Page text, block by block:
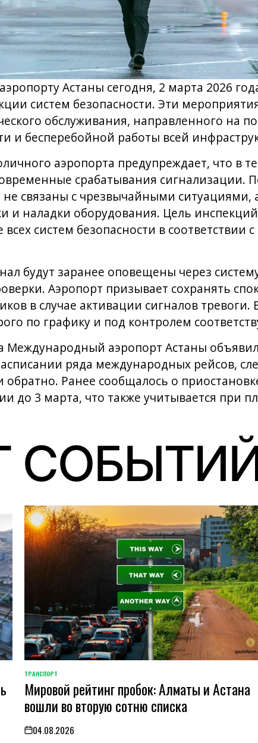
Астаны сегодня, 2 марта 2026
систем безопасности. Эти
обслуживания, направленного на
и бесперебойной работы всей
аэропорта предупреждает, что в
срабатывания сигнализации.
связаны с чрезвычайными ситуациями,
и наладки оборудования. Цель
систем безопасности в
будут заранее оповещены через
Аэропорт призывает сохранять
в случае активации сигналов тревоги.
по графику и под контролем
Международный аэропорт Астаны
ряда международных рейсов,
обратно. Ранее сообщалось о
до 3 марта, что также учитывается при
POSTED
IN
ТРАНСПОРТ
Мировой рейтинг пробок: Алматы и Астана
вошли во вторую сотню списка
on04.08.2026